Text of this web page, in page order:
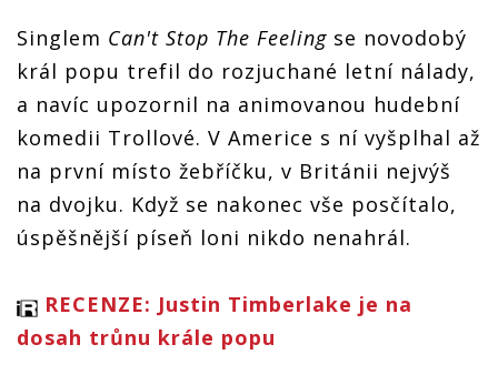
Singlem Can't Stop The Feeling se novodobý
král popu trefil do rozjuchané letní nálady,
a navíc upozornil na animovanou hudební
komedii Trollové. V Americe s ní vyšplhal až
na první místo žebříčku, v Británii nejvýš
na dvojku. Když se nakonec vše posčítalo,
úspěšnější píseň loni nikdo nenahrál.
RECENZE: Justin Timberlake je na
dosah trůnu krále popu